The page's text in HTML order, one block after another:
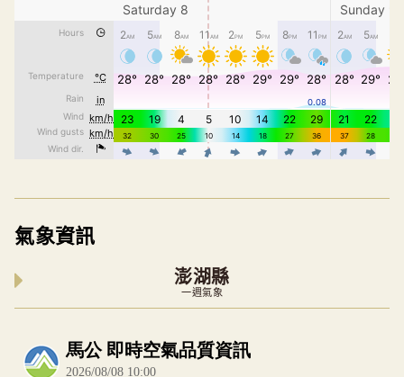
氣象資訊
澎湖縣
一週氣象
內嵌空氣品質小工具為視覺預覽，完整即時空